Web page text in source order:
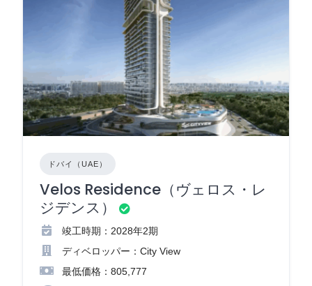
ドバイ（UAE）
Velos Residence（ヴェロス・レ
ジデンス）
竣工時期：2028年2期
ディベロッパー：City View
最低価格：805,777